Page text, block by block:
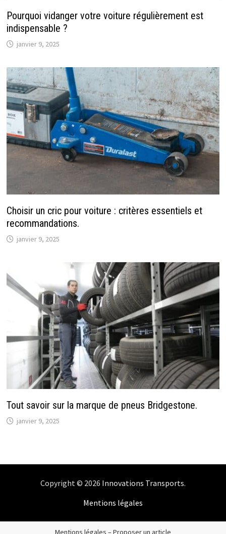
Pourquoi vidanger votre voiture régulièrement est
indispensable ?
janvier 9, 2025
Choisir un cric pour voiture : critères essentiels et
recommandations.
janvier 9, 2025
Tout savoir sur la marque de pneus Bridgestone.
janvier 9, 2025
Copyright © 2026 Innovations Transports.
Mentions légales
Mentions légales –Proposer un article